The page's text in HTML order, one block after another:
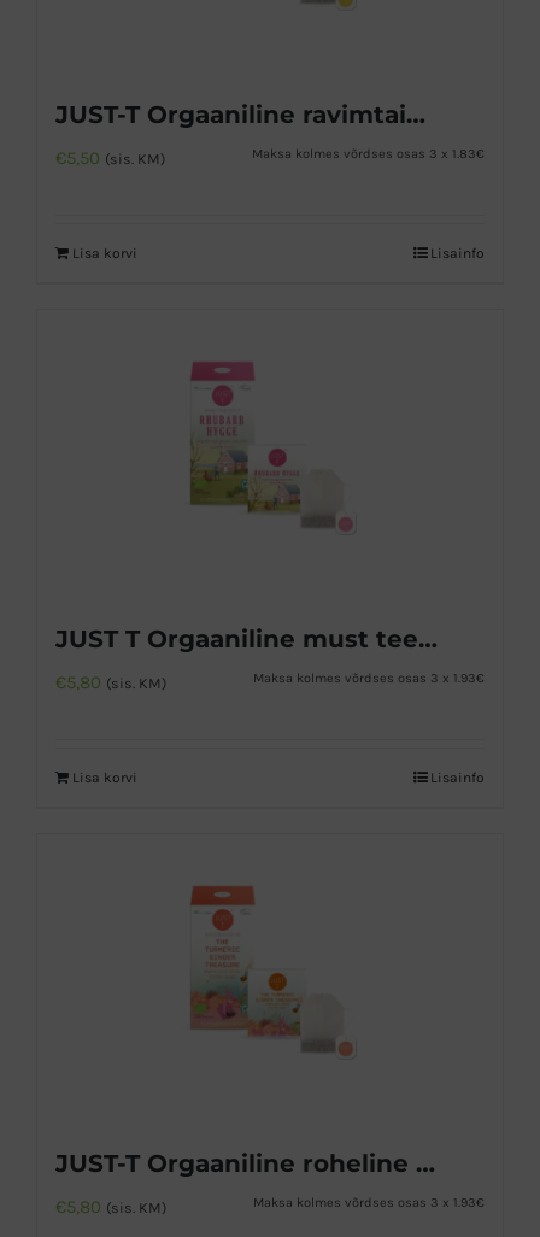
JUST-T Orgaaniline ravimtaimede tee
€5,50 (sis. KM) Maksa kolmes võrdses osas 3 x 1.83€
Lisa korvi Lisainfo
JUST T Orgaaniline must tee rabarberi ja vanilliga
€5,80 (sis. KM) Maksa kolmes võrdses osas 3 x 1.93€
Lisa korvi Lisainfo
JUST-T Orgaaniline roheline tee kurkumi ja ingveriga
€5,80 (sis. KM) Maksa kolmes võrdses osas 3 x 1.93€